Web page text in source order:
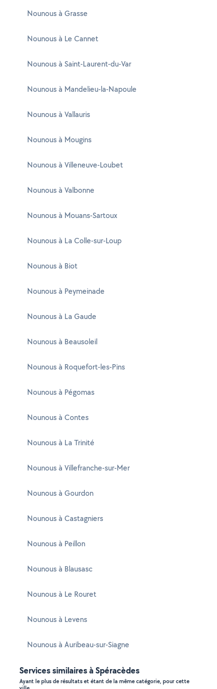
Nounous à Grasse
Nounous à Le Cannet
Nounous à Saint-Laurent-du-Var
Nounous à Mandelieu-la-Napoule
Nounous à Vallauris
Nounous à Mougins
Nounous à Villeneuve-Loubet
Nounous à Valbonne
Nounous à Mouans-Sartoux
Nounous à La Colle-sur-Loup
Nounous à Biot
Nounous à Peymeinade
Nounous à La Gaude
Nounous à Beausoleil
Nounous à Roquefort-les-Pins
Nounous à Pégomas
Nounous à Contes
Nounous à La Trinité
Nounous à Villefranche-sur-Mer
Nounous à Gourdon
Nounous à Castagniers
Nounous à Peillon
Nounous à Blausasc
Nounous à Le Rouret
Nounous à Levens
Nounous à Auribeau-sur-Siagne
Services similaires à Spéracèdes
Ayant le plus de résultats et étant de la même catégorie, pour cette